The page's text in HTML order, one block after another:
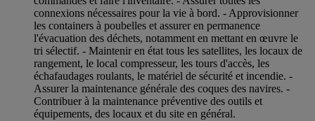
connexions nécessaires pour la vie à bord. - Approvisionner
les containers à poubelles et assurer en permanence
l'évacuation des déchets, notamment en mettant en œuvre le
tri sélectif. - Maintenir en état tous les satellites, les locaux de
rangement, le local compresseur, les tours d'accès, les
échafaudages roulants, le matériel de sécurité et incendie. -
Assurer la maintenance générale des coques des navires. -
Contribuer à la maintenance préventive des outils et
équipements, des locaux et du site en général.